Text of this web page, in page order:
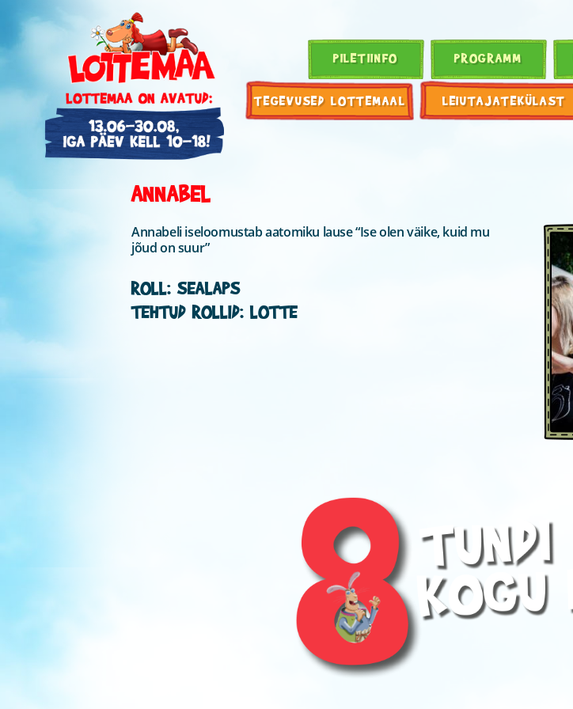
PILETIINFO PROGRAMM
TEGEVUSED LOTTEMAAL LEIUTAJATEKÜLAST
ANNABEL
Annabeli iseloomustab aatomiku lause “Ise olen väike, kuid mu
jõud on suur”
ROLL: SEALAPS
TEHTUD ROLLID: LOTTE